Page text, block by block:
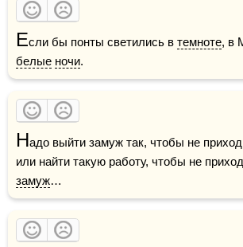
Если бы понты светились в темноте
белые ночи.
Надо выйти замуж так, чтобы не
замуж…